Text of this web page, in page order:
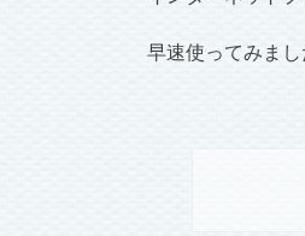
早速使ってみまし